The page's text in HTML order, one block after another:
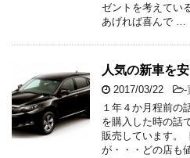
ゼントを考えてい
あげれば喜んで …
人気の新車を
2017/03/22 -
１年４か月程前の
を購入した時の話
販売しています。
が・・・どの店も